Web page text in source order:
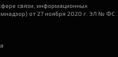
связи, информационных
от 27 ноября 2020 г. ЭЛ № ФС